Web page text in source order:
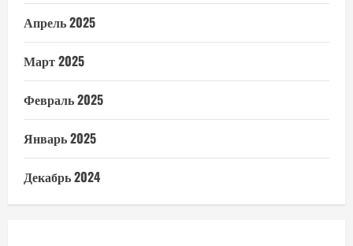
Апрель 2025
Март 2025
Февраль 2025
Январь 2025
Декабрь 2024